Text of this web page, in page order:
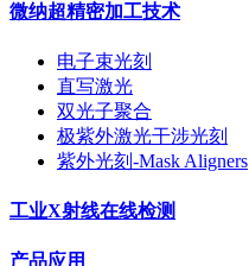
微纳超精密加工技术
电子束光刻
直写激光
双光子聚合
极紫外激光干涉光刻
紫外光刻-Mask Aligners
工业X射线在线检测
产品应用